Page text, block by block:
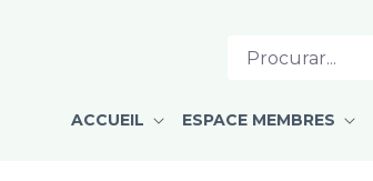
ACCUEIL ESPACE MEMBRES